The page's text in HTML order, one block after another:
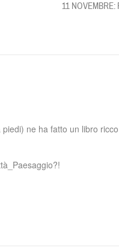
11 NOVEMBRE:
ne ha fatto un libro